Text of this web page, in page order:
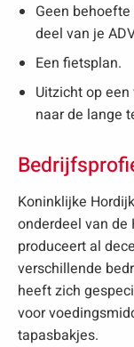
Geen
deel van je
Een fietsplan.
Uitzicht op
naar de lange
Koninklijke
onderdeel van de
produceert al
verschillende
heeft zich
voor
tapasbakjes.